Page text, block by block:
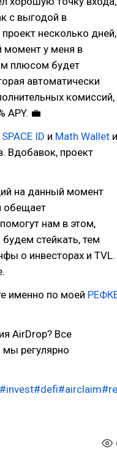
с выгодой в
несколько дней,
момент у меня в
плюсом будет
автоматически
комиссий,
APY. 💼
SPACE ID и Math Wallet и
Вдобавок, проект
на данный момент
обещает
нам в этом,
стейкать, тем
о инвесторах и TVL.
именно по моей
AirDrop? Все
регулярно
#invest#defi#airclaim#re